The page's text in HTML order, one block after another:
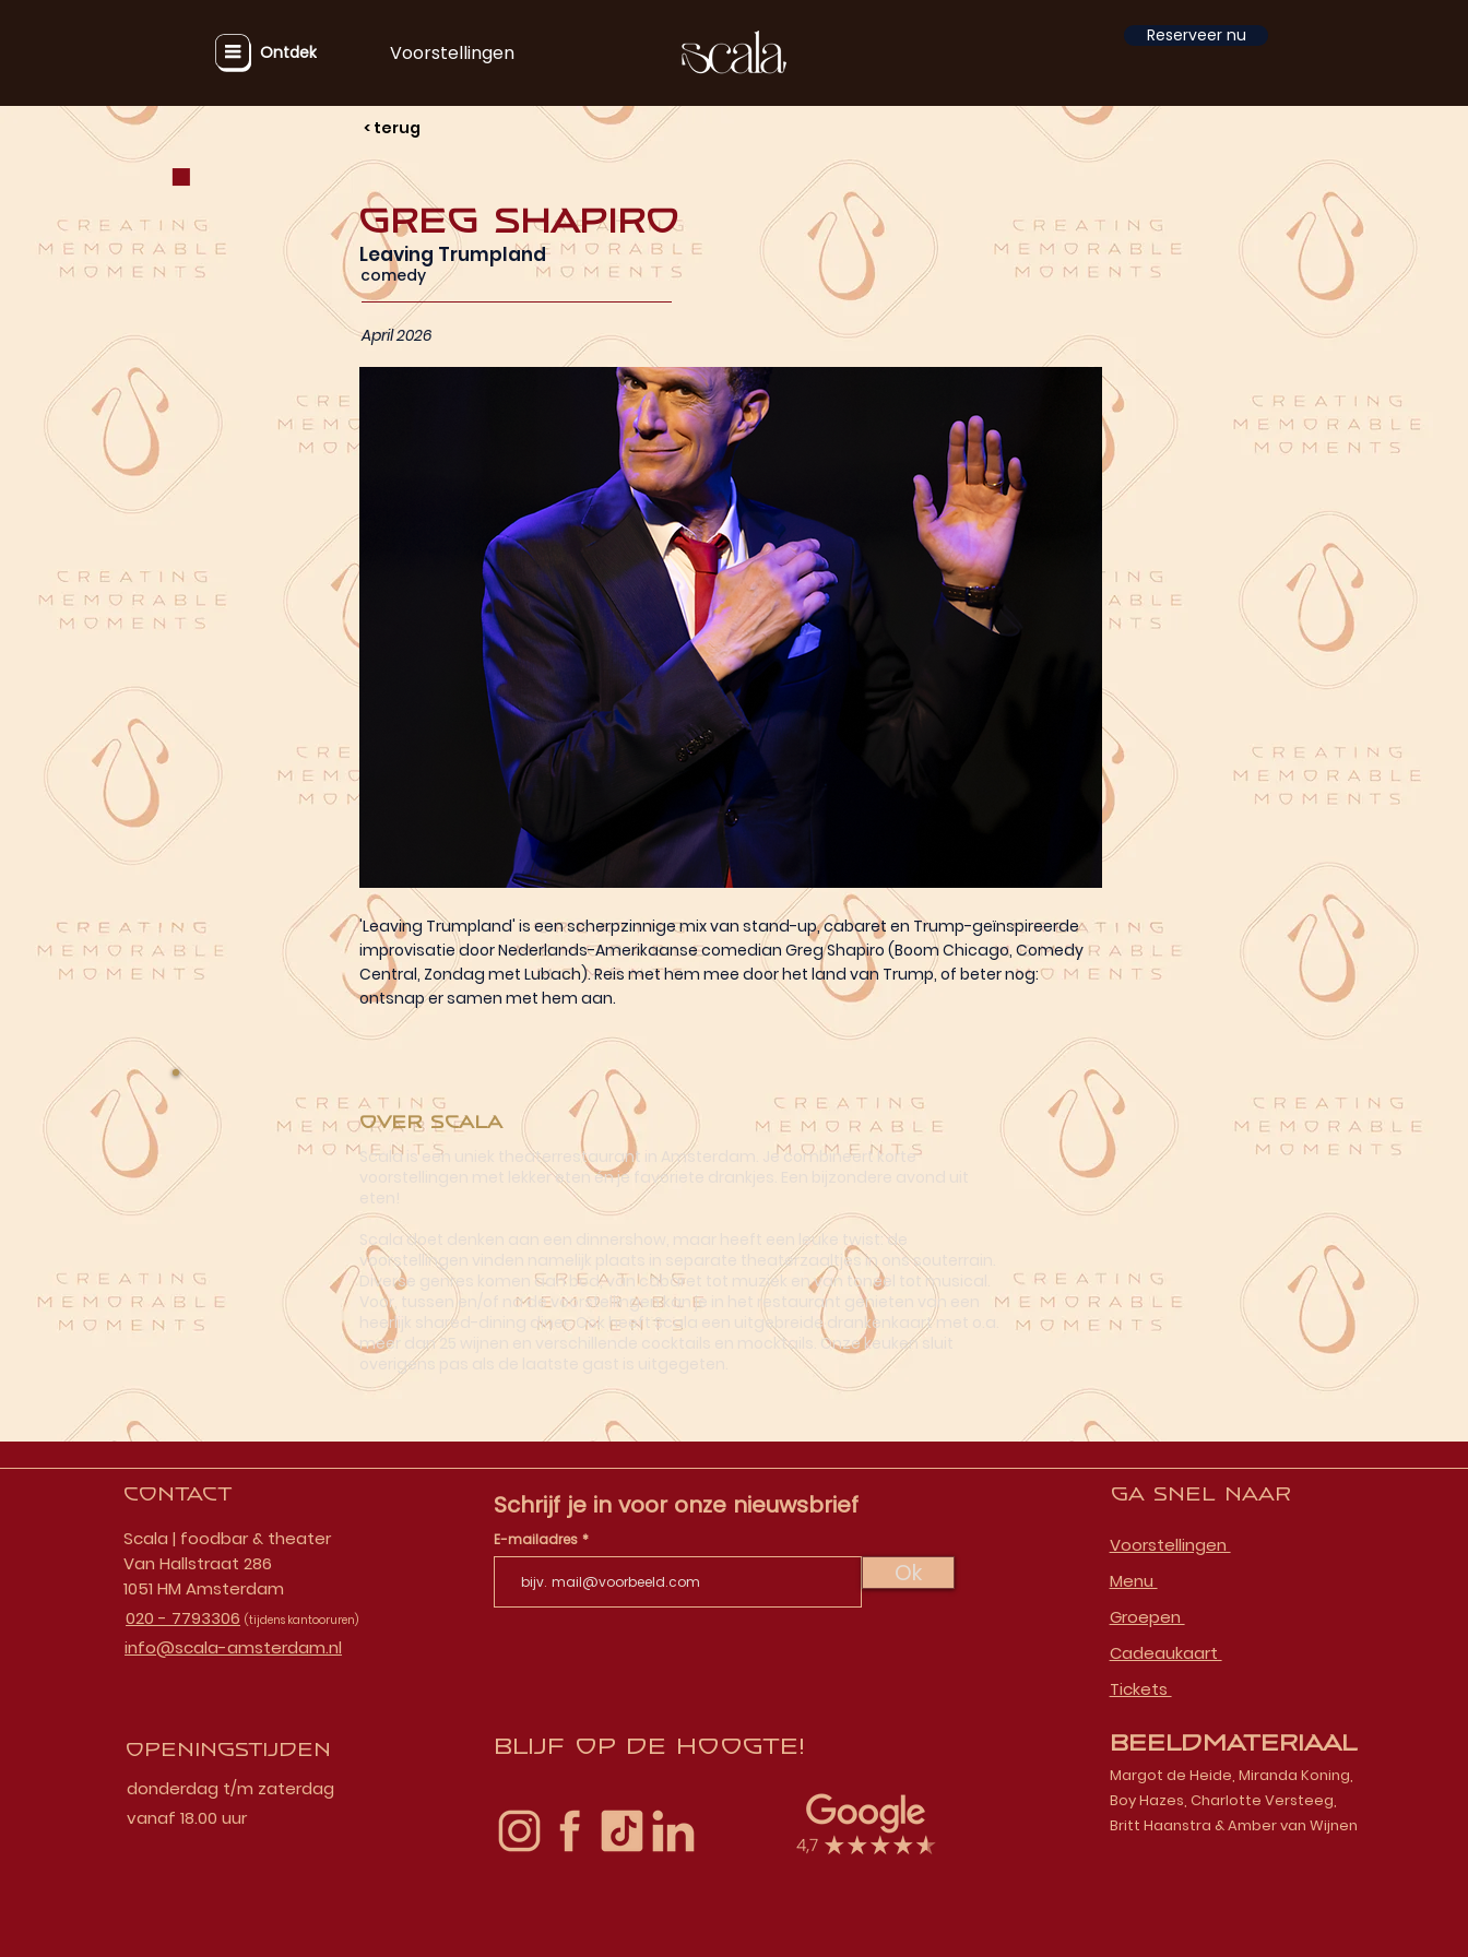
Ontdek Voorstellingen
Reserveer nu
< terug
comedy
Greg Shapiro
Leaving Trumpland
April 2026
'Leaving Trumpland' is een scherpzinnige mix van stand-up, cabaret en Trump-geïnspireerde
improvisatie door Nederlands-Amerikaanse comedian Greg Shapiro (Boom Chicago, Comedy
Central, Zondag met Lubach). Reis met hem mee door het land van Trump, of beter nog:
ontsnap er samen met hem aan.
Over Scala
Scala is een uniek theaterrestaurant in Amsterdam. Je combineert korte
voorstellingen met lekker eten én je favoriete drankjes. Een bijzondere avond uit
Scala doet denken aan een dinnershow, maar heeft een leuke twist: de
voorstellingen vinden namelijk plaats in separate theaterzaaltjes in ons souterrain.
Diverse genres komen aan bod, van cabaret tot muziek en van toneel tot musical.
Voor, tussen en/of na de voorstellingen kan je in het restaurant genieten van een
heerlijk shared-dining diner. Ook heeft Scala een uitgebreide drankenkaart met o.a.
meer dan 25 wijnen en verschillende cocktails en mocktails. Onze keuken sluit
overigens pas als de laatste gast is uitgegeten.
Contact
Scala | foodbar & theater
Van Hallstraat 286
1051 HM Amsterdam
020 - 7793306 (tijdens kantooruren)
info@scala-amsterdam.nl
Openingstijden
donderdag t/m zaterdag
vanaf 18.00 uur
Schrijf je in voor onze nieuwsbrief
E-mailadres
Ok
Blijf op de hoogte!
Ga snel naar
Voorstellingen
Menu
Groepen
Cadeaukaart
Tickets
Beeldmateriaal
Margot de Heide, Miranda Koning,
Boy Hazes, Charlotte Versteeg,
Britt Haanstra & Amber van Wijnen